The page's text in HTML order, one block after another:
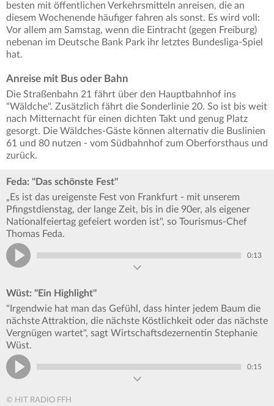
besten mit öffentlichen Verkehrsmitteln anreisen, die an
diesem Wochenende häufiger fahren als sonst. Es wird voll:
Vor allem am Samstag, wenn die Eintracht (gegen Freiburg)
nebenan im Deutsche Bank Park ihr letztes Bundesliga-Spiel
hat.
Anreise mit Bus oder Bahn
Die Straßenbahn 21 fährt über den Hauptbahnhof ins
"Wäldche". Zusätzlich fährt die Sonderlinie 20. So ist bis weit
nach Mitternacht für einen dichten Takt und genug Platz
gesorgt. Die Wäldches-Gäste können alternativ die Buslinien
61 und 80 nutzen - vom Südbahnhof zum Oberforsthaus und
zurück.
Feda: "Das schönste Fest"
„Es ist das ureigenste Fest von Frankfurt - mit unserem
Pfingstdienstag, der lange Zeit, bis in die 90er, als eigener
Nationalfeiertag gefeiert worden ist", so Tourismus-Chef
Thomas Feda.
0:13
Wüst: "Ein Highlight"
"Irgendwie hat man das Gefühl, dass hinter jedem Baum die
nächste Attraktion, die nächste Köstlichkeit oder das nächste
Vergnügen wartet", sagt Wirtschaftsdezernentin Stephanie
Wüst.
0:15
© HIT RADIO FFH